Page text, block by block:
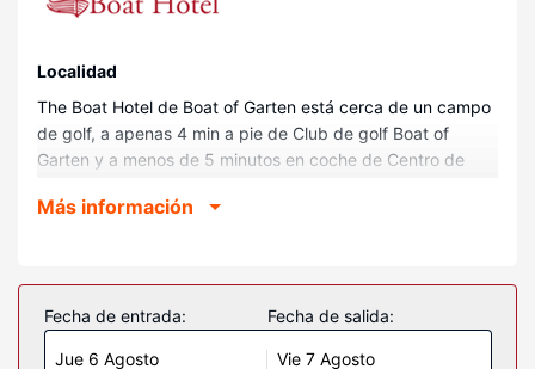
Localidad
The Boat Hotel de Boat of Garten está cerca de un campo
de golf, a apenas 4 min a pie de Club de golf Boat of
Garten y a menos de 5 minutos en coche de Centro de
para familias se encuentra a 19 km de Parque Nacional
Disfruta de una agradable estancia en una de las 34
habitaciones con televisión de pantalla plana. La conexión
wifi gratis te mantendrá en contacto con los tuyos.
Más información
Fecha de entrada:
Jue 6 Agosto
Fecha de salida:
Vie 7 Agosto